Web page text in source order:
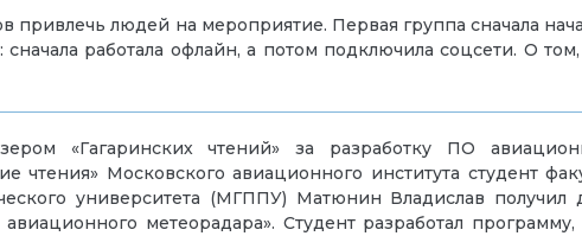
людей на мероприятие. Первая группа сначала
работала офлайн, а потом подключила соцсети. О том,
«Гагаринских чтений» за разработку ПО
Московского авиационного института студент
университета (МГППУ) Матюнин Владислав
метеорадара». Студент разработал